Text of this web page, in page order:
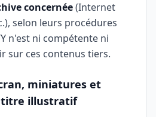
concernée(Internet
selon leurs procédures
n'est ni compétente ni
sur ces contenus tiers.
miniatures et
titre illustratif